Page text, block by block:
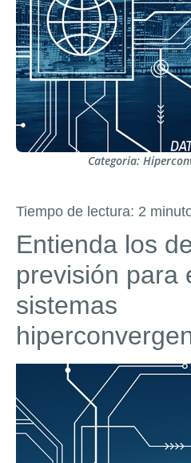
Categoria:
Tiempo de lectura: 2
Entienda los
previsión para
sistemas